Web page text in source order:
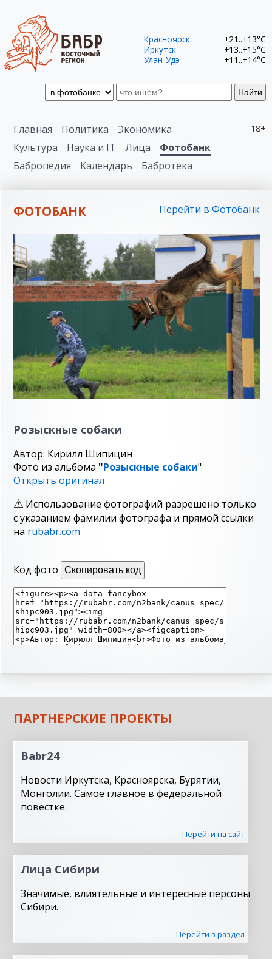
Найти
Красноярск
+21..+13°C
Иркутск
+13..+15°C
Улан-Удэ
+11..+14°C
18+
Главная Политика
Экономика
Культура
Наука и IT Лица
Фотобанк
Бабропедия
Календарь Бабротека
ФОТОБАНК Перейти в Фотобанк
Розыскные собаки
Автор: Кирилл Шипицин
Фото из альбома "Розыскные собаки"
Открыть оригинал
Использование фотографий разрешено только
с указанием фамилии фотографа и прямой ссылки
на rubabr.com
Код фото Скопировать код
ПАРТНЕРСКИЕ ПРОЕКТЫ
Babr24
Новости Иркутска, Красноярска, Бурятии,
Монголии. Самое главное в федеральной
повестке.
Перейти на сайт
Лица Сибири
Значимые, влиятельные и интересные персоны
Сибири.
Перейти в раздел